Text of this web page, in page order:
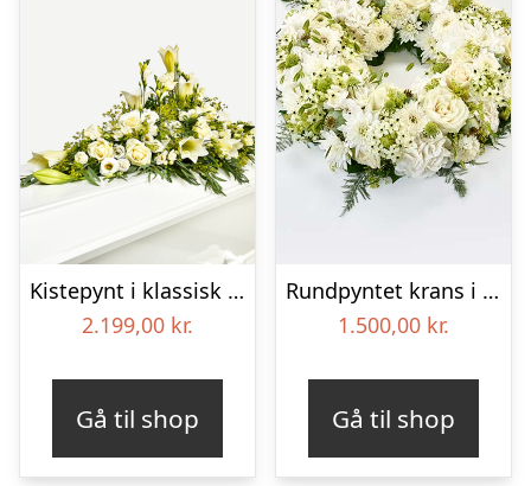
Kistepynt i klassisk stil – creme
2.199,00 kr.
Gå til shop
Rundpyntet krans i hvid, floristens valg – Blomster til begravelse
1.500,00 kr.
Gå til shop